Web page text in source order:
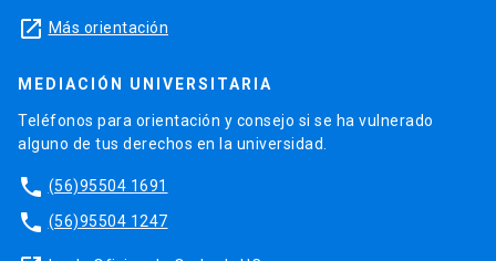
launch Más orientación
MEDIACIÓN UNIVERSITARIA
Teléfonos para orientación y consejo si se ha vulnerado
alguno de tus derechos en la universidad.
phone (56)95504 1691
phone (56)95504 1247